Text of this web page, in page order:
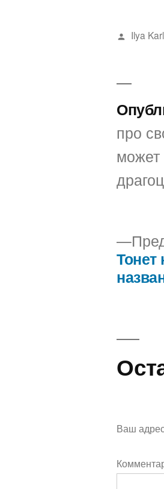
Ilya
про
может
Навигация
записям
Ваш